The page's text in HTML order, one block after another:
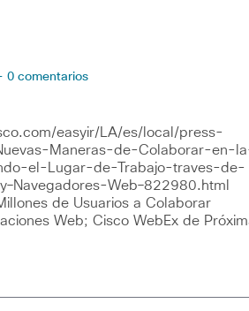
0 comentarios
easyir/LA/es/local/press-
Maneras-de-Colaborar-en-
el-Lugar-de-Trabajo-traves-de-
Web–822980.html
de Usuarios a Colaborar
Web; Cisco WebEx de